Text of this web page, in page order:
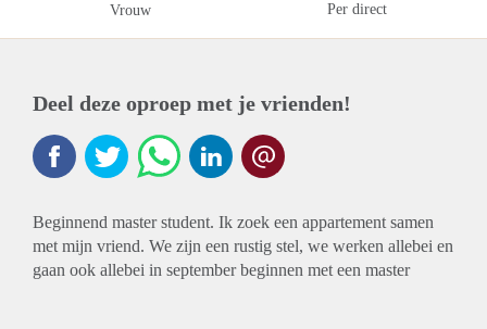
Vrouw Per direct
Deel deze oproep met je vrienden!
Beginnend master student. Ik zoek een appartement samen
met mijn vriend. We zijn een rustig stel, we werken allebei en
gaan ook allebei in september beginnen met een master